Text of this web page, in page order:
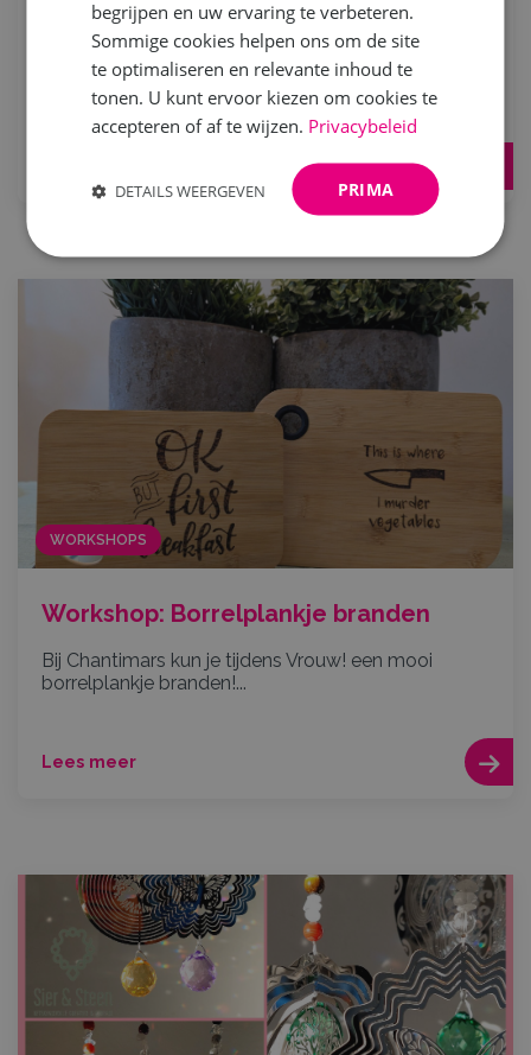
en geboortestenen
Bij Sense Jewellery maak je tijdens Vrouw! een
sieraad vanuit...
WORKSHOPS
Workshop: Borrelplankje branden
Bij Chantimars kun je tijdens Vrouw! een mooi
borrelplankje branden!...
Lees meer
begrijpen en uw ervaring te verbeteren.
Sommige cookies helpen ons om de site
te optimaliseren en relevante inhoud te
tonen. U kunt ervoor kiezen om cookies te
accepteren of af te wijzen. Privacybeleid
PRIMA
DETAILS WEERGEVEN